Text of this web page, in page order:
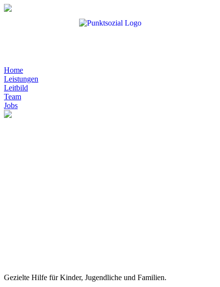
Home
Leistungen
Leitbild
Team
Jobs
Gezielte Hilfe für Kinder, Jugendliche und Familien.